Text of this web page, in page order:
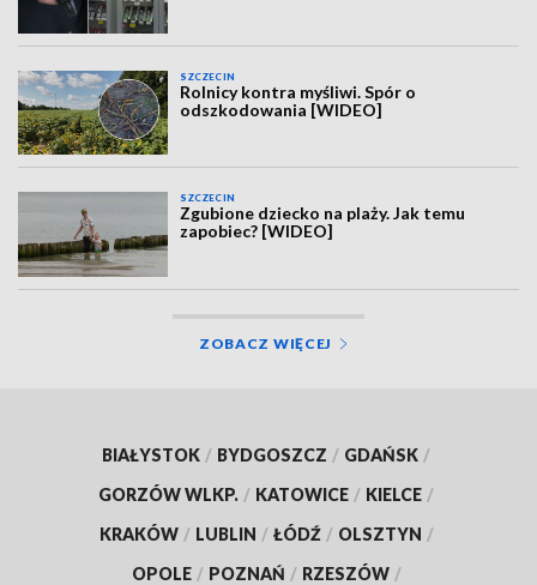
SZCZECIN
Rolnicy kontra myśliwi. Spór o
odszkodowania [WIDEO]
SZCZECIN
Zgubione dziecko na plaży. Jak temu
zapobiec? [WIDEO]
ZOBACZ WIĘCEJ
BIAŁYSTOK / BYDGOSZCZ / GDAŃSK /
GORZÓW WLKP. / KATOWICE / KIELCE /
KRAKÓW / LUBLIN / ŁÓDŹ / OLSZTYN /
OPOLE / POZNAŃ / RZESZÓW /